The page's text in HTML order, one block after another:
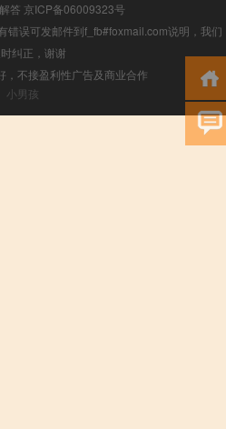
答 京ICP备06009323号
错误可发邮件到f_fb#foxmail.com说明，我们
纠正，谢谢
，不接盈利性广告及商业合作
小男孩